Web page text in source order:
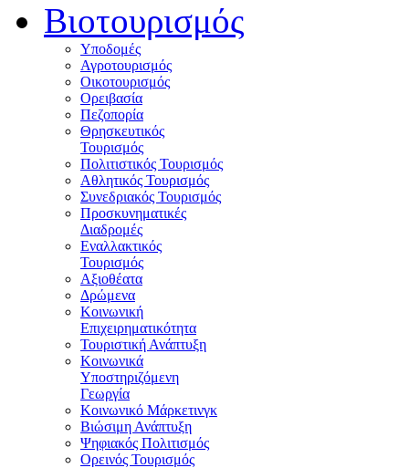
Βιοτουρισμός
Υποδομές
Αγροτουρισμός
Οικοτουρισμός
Ορειβασία
Πεζοπορία
Θρησκευτικός
Τουρισμός
Πολιτιστικός Τουρισμός
Αθλητικός Τουρισμός
Συνεδριακός Τουρισμός
Προσκυνηματικές
Διαδρομές
Εναλλακτικός
Τουρισμός
Αξιοθέατα
Δρώμενα
Κοινωνική
Επιχειρηματικότητα
Τουριστική Ανάπτυξη
Κοινωνικά
Υποστηριζόμενη
Γεωργία
Κοινωνικό Μάρκετινγκ
Βιώσιμη Ανάπτυξη
Ψηφιακός Πολιτισμός
Ορεινός Τουρισμός